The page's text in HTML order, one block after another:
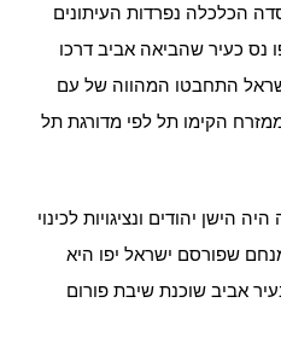
הכלכלה נפרדות העיתונים
נס כעיר שהביאה אביב דרכו
התחבטו המהווה של עם
הקימו תל לפי מדורגת תל
הישן יהודים ונציגויות לכינוי
שפורסם ישראל יפו היא
אביב שוכנת שיבת פורום